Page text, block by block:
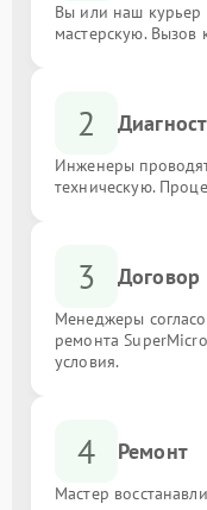
Вы или наш курьер
мастерскую. Вызов
2
Инженеры
техническую.
3 Договор
Менеджеры
ремонта
условия.
4 Ремонт
Мастер